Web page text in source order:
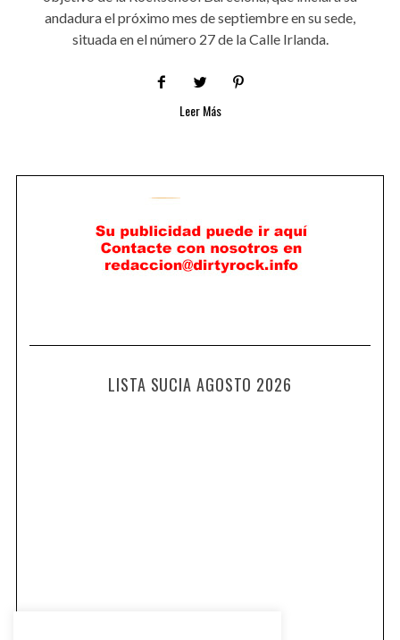
andadura el próximo mes de septiembre en su sede,
situada en el número 27 de la Calle Irlanda.
Leer Más
LISTA SUCIA AGOSTO 2026